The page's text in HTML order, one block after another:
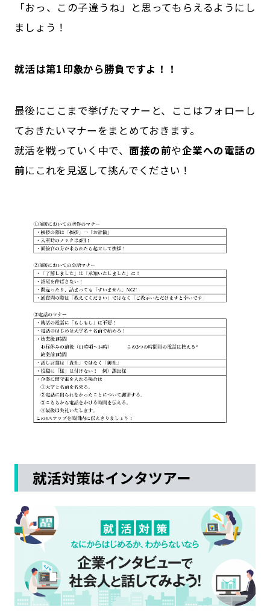
「おっ、この子違うね」と思ってもらえるようにし
ましょう！
就活は第1印象から勝負ですよ！！
最後にここまで挙げたマナーと、ここはフォローし
ておきたいマナーをまとめておきます。
就活を戦っていく中で、面接の前や企業への電話の
前にこれを見返して挑んでください！
就活対策はインタツアー